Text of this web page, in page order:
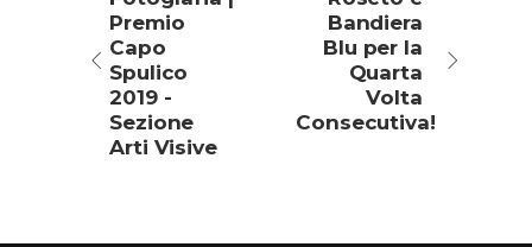
Premio
Capo
Spulico
2019 -
Sezione
Arti Visive
Bandiera
Blu per la
Quarta
Volta
Consecutiva!